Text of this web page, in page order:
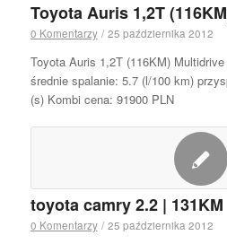
Toyota Auris 1,2T
0 Komentarzy / 25 października 2012
Toyota Auris 1,2T (116KM)
średnie spalanie: 5.7 (l/100 km)
(s) Kombi cena: 91900 PLN
toyota camry 2.2 | 131KM
0 Komentarzy / 25 października 2012